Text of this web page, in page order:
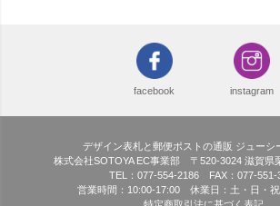
facebook instagram
デザイン表札と郵便ポストの通販 ジューシ
株式会社SOTOYA EC事業部 〒520-3024 滋賀県
TEL：077-554-2186 FAX：077-551-
営業時間：10:00-17:00 休業日：土・日・